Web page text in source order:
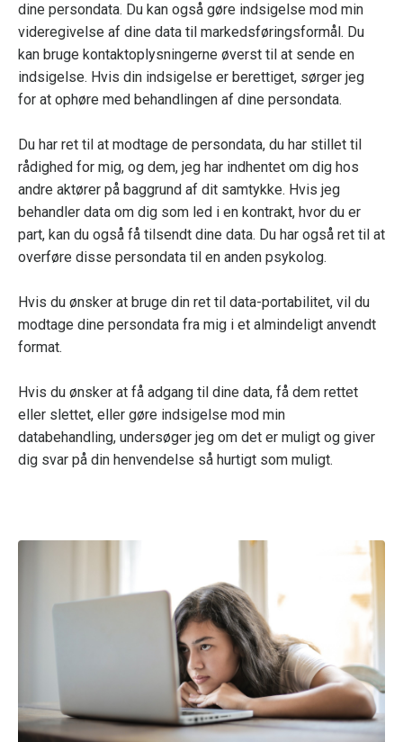
dine persondata. Du kan også gøre indsigelse mod min
videregivelse af dine data til markedsføringsformål. Du
kan bruge kontaktoplysningerne øverst til at sende en
indsigelse. Hvis din indsigelse er berettiget, sørger jeg
for at ophøre med behandlingen af dine persondata.
Du har ret til at modtage de persondata, du har stillet til
rådighed for mig, og dem, jeg har indhentet om dig hos
andre aktører på baggrund af dit samtykke. Hvis jeg
behandler data om dig som led i en kontrakt, hvor du er
part, kan du også få tilsendt dine data. Du har også ret til at
overføre disse persondata til en anden psykolog.
Hvis du ønsker at bruge din ret til data-portabilitet, vil du
modtage dine persondata fra mig i et almindeligt anvendt
format.
Hvis du ønsker at få adgang til dine data, få dem rettet
eller slettet, eller gøre indsigelse mod min
databehandling, undersøger jeg om det er muligt og giver
dig svar på din henvendelse så hurtigt som muligt.